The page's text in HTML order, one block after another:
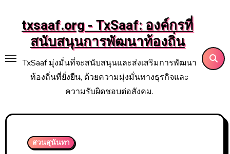
contenttxsaaf.org - TxSaaf: องค์กรที่
สนับสนุนการพัฒนาท้องถิ่น
TxSaaf มุ่งมั่นที่จะสนับสนุนและส่งเสริมการพัฒนา
ท้องถิ่นที่ยั่งยืน, ด้วยความมุ่งมั่นทางธุรกิจและ
ความรับผิดชอบต่อสังคม.
สวนสุนันทา